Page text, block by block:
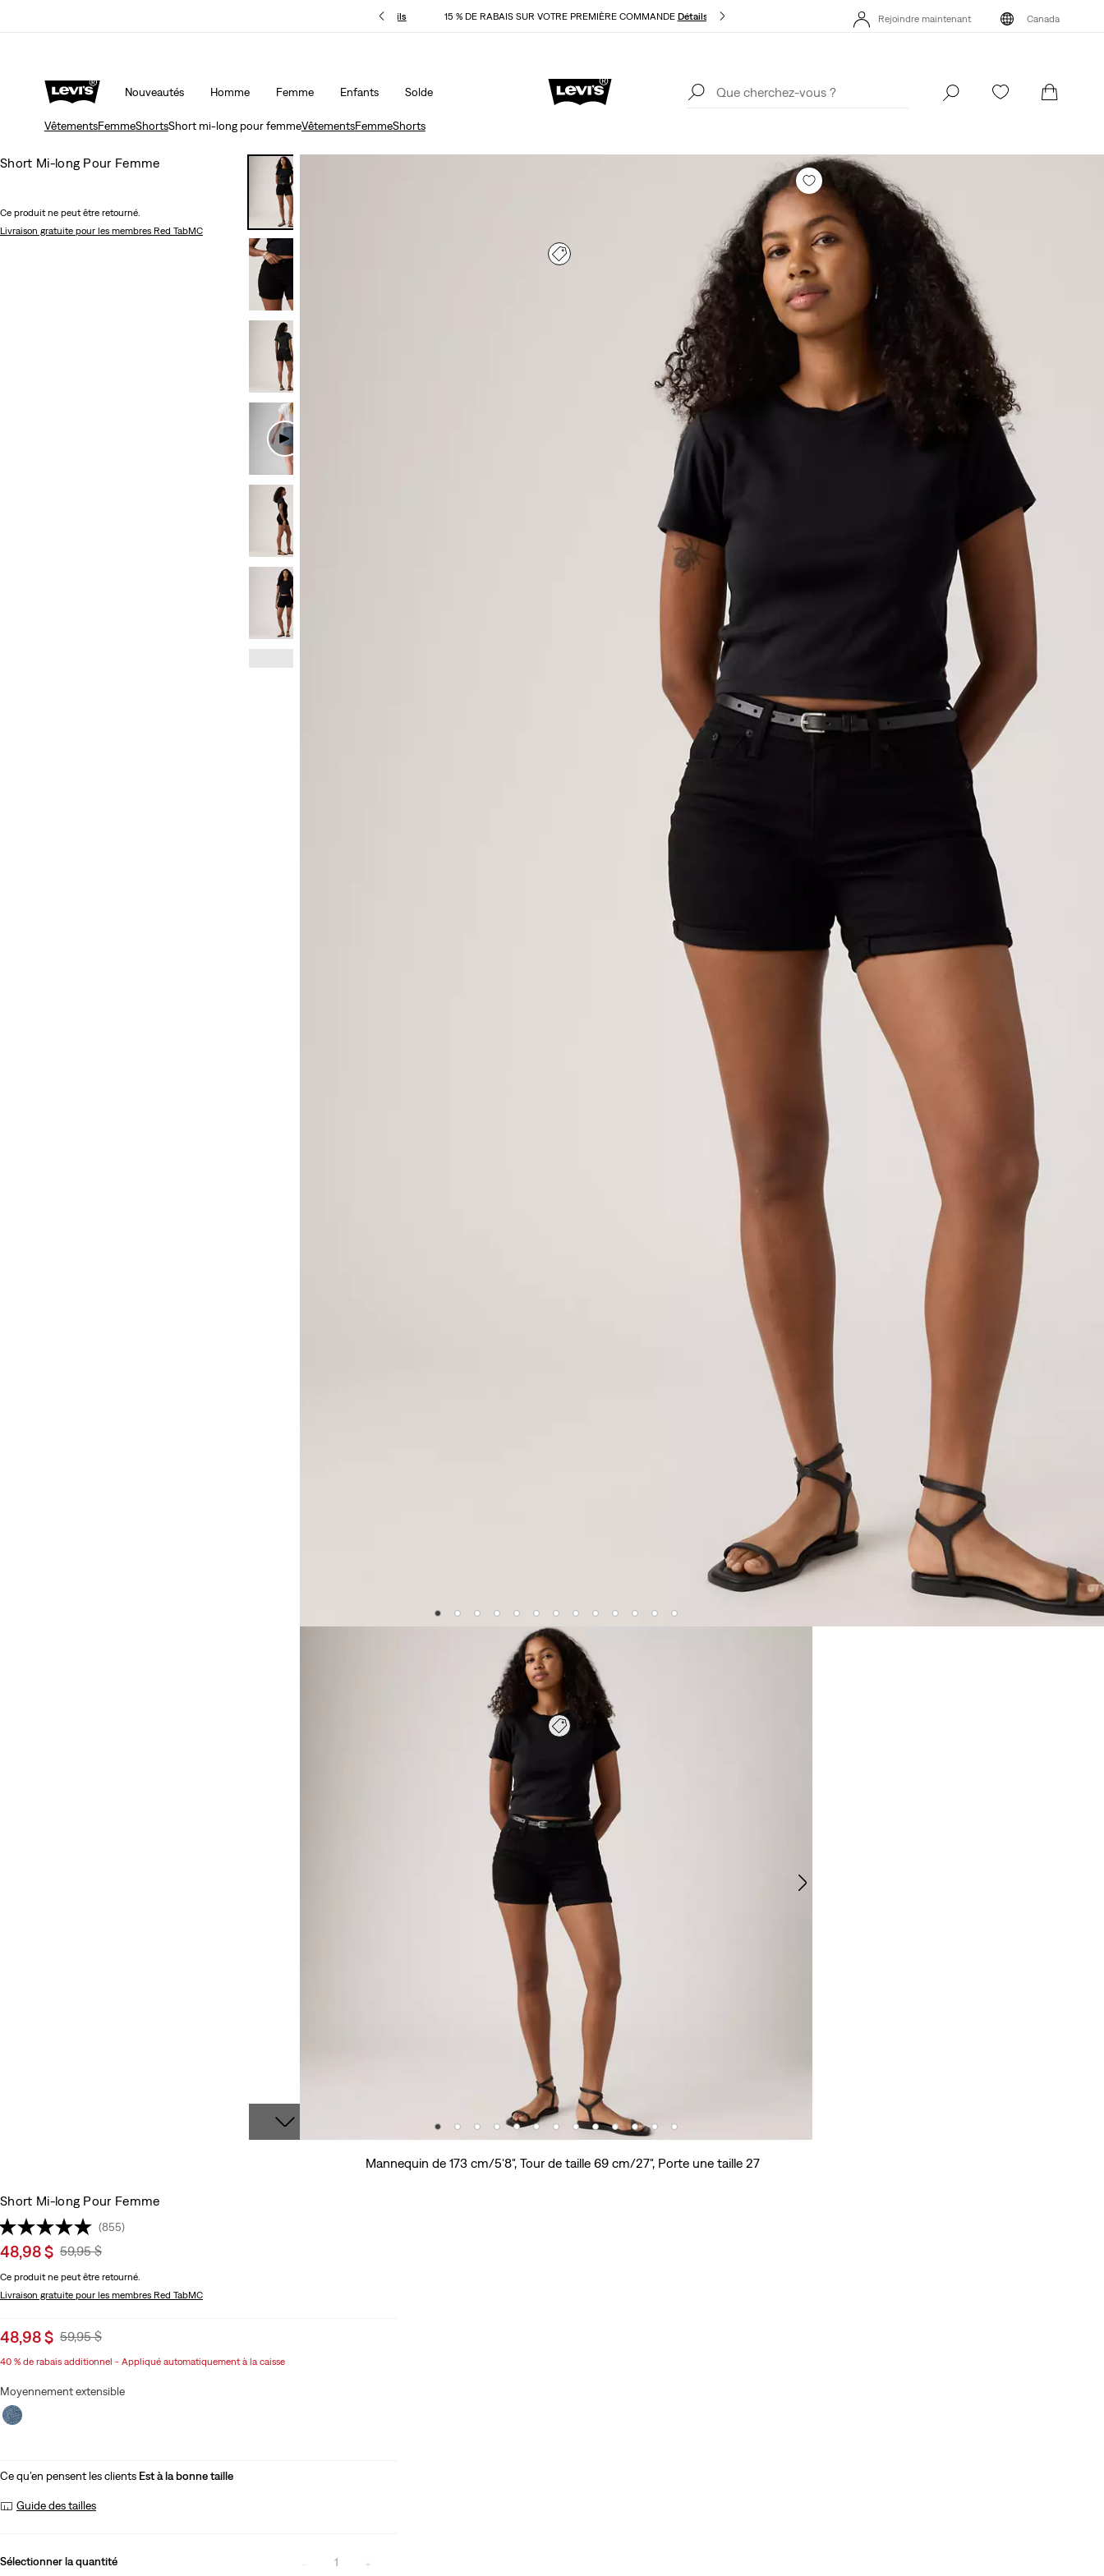
15 % DE RABAIS SUR VOTRE PREMIÈRE COMMANDE Détails
Détails Rejoindre maintenant Canada
Nouveautés Homme Femme Enfants Solde
15 % DE RABAIS SUR VOTRE PREMIÈRE COMMANDE
LE MEILLEUR DE LEVI'SMD – MAINTENANT DANS L’APPLI Détails Rejoindre maintenant
VêtementsFemmeShortsShort mi-long pour femmeVêtementsFemmeShorts
Short Mi-long Pour Femme
Ce produit ne peut être retourné.
Livraison gratuite pour les membres Red TabMC
Mannequin de 173 cm/5'8", Tour de taille 69 cm/27", Porte une taille 27
Short Mi-long Pour Femme
(855)
Sale
is
48,98 $ Original
Was
59,95 $
Ce produit ne peut être retourné.
Livraison gratuite pour les membres Red TabMC
Sale
is
48,98 $ Original
59,95 $
40 % de rabais additionnel - Appliqué automatiquement à la caisse
Moyennement extensible
Ce qu’en pensent les clients Est à la bonne taille
Guide des tailles
Sélectionner la quantité 1